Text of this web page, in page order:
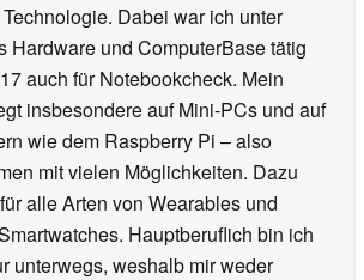
Dabei war ich unter
Hardware und ComputerBase tätig
auch für Notebookcheck. Mein
insbesondere auf Mini-PCs und auf
wie dem Raspberry Pi – also
mit vielen Möglichkeiten. Dazu
alle Arten von Wearables und
Hauptberuflich bin ich
unterwegs, weshalb mir weder